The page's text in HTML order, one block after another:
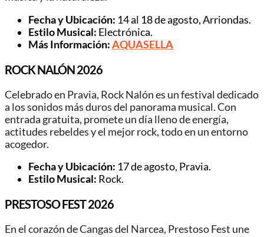
Fecha y Ubicación: 14 al 18 de agosto, Arriondas.
Estilo Musical: Electrónica.
Más Información:AQUASELLA
ROCK NALÓN 2026
Celebrado en Pravia, Rock Nalón es un festival dedicado
a los sonidos más duros del panorama musical. Con
entrada gratuita, promete un día lleno de energía,
actitudes rebeldes y el mejor rock, todo en un entorno
acogedor.
Fecha y Ubicación: 17 de agosto, Pravia.
Estilo Musical: Rock.
PRESTOSO FEST 2026
En el corazón de Cangas del Narcea, Prestoso Fest une